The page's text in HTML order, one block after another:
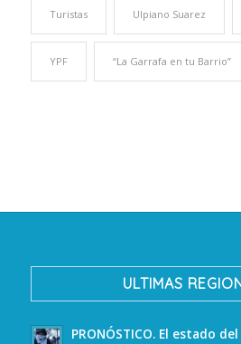
Turistas Ulpiano Suarez
YPF “La Garrafa en tu Barrio”
ULTIMAS
PRONÓSTICO. El estado